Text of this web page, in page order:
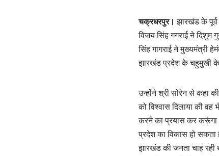
चक्रधरपुर। झारखंड के
विजय सिंह गगराई ने दिशुम
सिंह गागराई ने मुख्यमंत्री
झारखंड प्रदेश के चहुमुखी के
उन्होंने श्री सोरेन से कहा
को विश्वास दिलाया की
करने का प्रयास कर
प्रदेश का विकास हो सकता
झारखंड की जनता चाह